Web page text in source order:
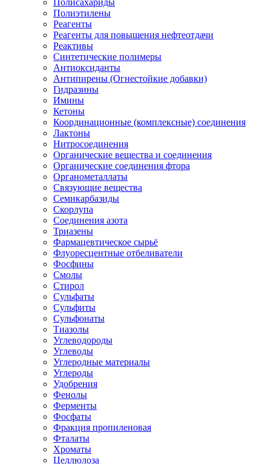
Полисахариды
Полиэтилены
Реагенты
Реагенты для повышения нефтеотдачи
Реактивы
Синтетические полимеры
Антиоксиданты
Антипирены (Огнестойкие добавки)
Гидразины
Имины
Кетоны
Координационные (комплексные) соединения
Лактоны
Нитросоединения
Органические вещества и соединения
Органические соединения фтора
Органометаллаты
Связующие вещества
Семикарбазиды
Скорлупа
Соединения азота
Триазены
Фармацевтическое сырьё
Флуоресцентные отбеливатели
Фосфины
Смолы
Стирол
Сульфаты
Сульфиты
Сульфонаты
Тиазолы
Углеводороды
Углеводы
Углеродные материалы
Углероды
Удобрения
Фенолы
Ферменты
Фосфаты
Фракция пропиленовая
Фталаты
Хроматы
Целлюлоза